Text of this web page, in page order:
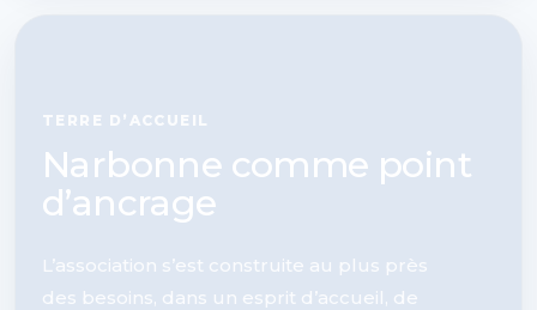
TERRE D’ACCUEIL
Narbonne comme point
d’ancrage
L’association s’est construite au plus près
des besoins, dans un esprit d’accueil, de